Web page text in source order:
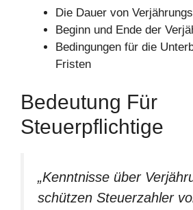
Die Dauer von
Beginn und Ende der
Bedingungen für die
Fristen
Bedeutung Für
Steuerpflichtige
„Kenntnisse über
schützen Steuerzahler